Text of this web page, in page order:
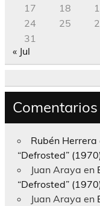
17
18
24
25
31
« Jul
Rubén Herrera
“Defrosted”
Juan Araya en
“Defrosted”
Juan Araya en